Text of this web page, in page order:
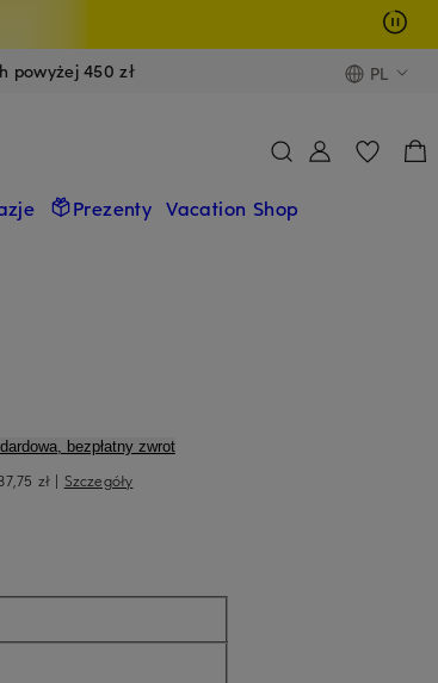
powyżej 450 zł PL
Prezenty Vacation Shop
bezpłatny zwrot
zł | Szczegóły